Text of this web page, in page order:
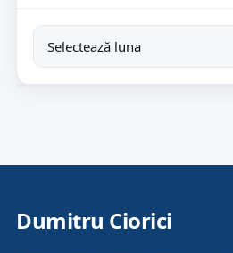
Dumitru Ciorici